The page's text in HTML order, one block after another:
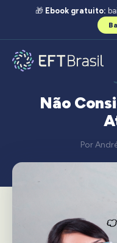
🎁 Ebook gratuito:
Não
Por